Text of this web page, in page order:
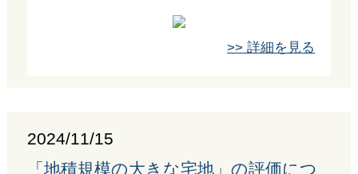
>> 詳細を見る
2024/11/15
「地積規模の大きな宅地」の評価につ